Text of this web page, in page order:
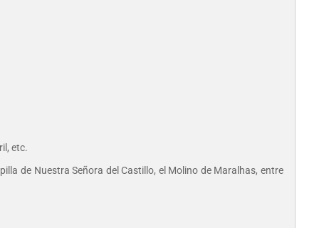
etc.
de Nuestra Señora del Castillo, el Molino de Maralhas, entre